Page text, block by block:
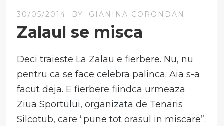
30/05/2014 BY GIANINA CORONDAN
Zalaul se misca
Deci traieste La Zalau e fierbere. Nu, nu
pentru ca se face celebra palinca. Aia s-a
facut deja. E fierbere fiindca urmeaza
Ziua Sportului, organizata de Tenaris
Silcotub, care “pune tot orasul in miscare”.